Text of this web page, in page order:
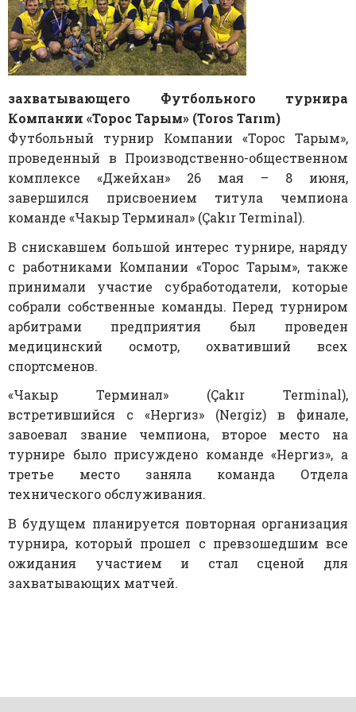
захватывающего Футбольного турнира
Компании «Торос Тарым» (Toros Tarım)
Футбольный турнир Компании «Торос Тарым»,
проведенный в Производственно-общественном
комплексе «Джейхан» 26 мая – 8 июня,
завершился присвоением титула чемпиона
команде «Чакыр Терминал» (Çakır Terminal).
В снискавшем большой интерес турнире, наряду
с работниками Компании «Торос Тарым», также
принимали участие субработодатели, которые
собрали собственные команды. Перед турниром
арбитрами предприятия был проведен
медицинский осмотр, охвативший всех
спортсменов.
«Чакыр Терминал» (Çakır Terminal),
встретившийся с «Нергиз» (Nergiz) в финале,
завоевал звание чемпиона, второе место на
турнире было присуждено команде «Нергиз», а
третье место заняла команда Отдела
технического обслуживания.
В будущем планируется повторная организация
турнира, который прошел с превзошедшим все
ожидания участием и стал сценой для
захватывающих матчей.